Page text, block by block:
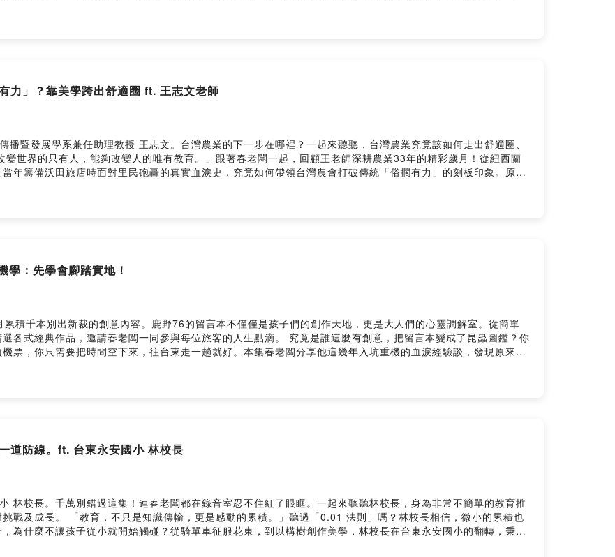
｜春一枝官方 LINE ｜我想成為合作夥伴！ --Hosting provided by SoundOn
力」？靠美學跨出舒適圈 ft. 王志文老師
暨發展學系兼任助理教授 王志文。台灣農業的下一步在哪裡？一起來聽聽，台灣農業究竟該如何走出舒適圈、
世界的只有人，能夠改變人的唯有教育。」跟著春老闆一起，回顧王老師深耕農業33年的精彩歲月！從紐西蘭
年籌備沃田旅店時面對里民砲轟的真實血淚史，究竟如何帶領台灣農會打破傳統「俗擱有力」的刻板印象。原
IiuxM anna & daniel 特展：A World of Wonder 奇想世界 - 展覽時間：6/19（五）- 9/28（一）10：00
學：先學會腳踏實地！
積千本別出新裁的創意內容。鹿野76的留言本不僅僅是孩子們的創作天地，更是大人們的心靈調解室。從簡單
各式經典作品，邀請春老闆一同參與每位旅客的人生點滴。 究竟是誰這麼有創意，把留言本變成了昆蟲圖鑑？你
票，你只需要把時間空下來，往台東走一趟就好。本集春老闆分享他這幾年入坑重機的血淚經驗談，發現原來
社團 ｜春一枝官方 Facebook ｜春一枝官方 Instagram ｜春一枝官方 LINE ｜我想成為合作夥伴！ --
道防線。ft. 台東永安國小 林校長
校長。千萬別錯過這集！連春老闆都在錄音室忍不住紅了眼眶。一起來聽聽林校長，身為非常不簡單的教育推
戰及成長。 「教育，不只是知識傳輸，更是感動的累積。」聽過「0.01 法則」嗎？林校長相信，微小的累積也
為什麼不讓孩子從小就開始觸碰？從騎單車征服花東，到以構樹創作美學，林校長在台東永安國小的翻轉，秉持